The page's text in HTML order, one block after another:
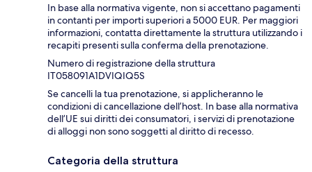
In base alla normativa vigente, non si accettano pagamenti
in contanti per importi superiori a 5000 EUR. Per maggiori
informazioni, contatta direttamente la struttura utilizzando i
recapiti presenti sulla conferma della prenotazione.
Numero di registrazione della struttura
IT058091A1DVIQIQ5S
Se cancelli la tua prenotazione, si applicheranno le
condizioni di cancellazione dell’host. In base alla normativa
dell’UE sui diritti dei consumatori, i servizi di prenotazione
di alloggi non sono soggetti al diritto di recesso.
Categoria della struttura